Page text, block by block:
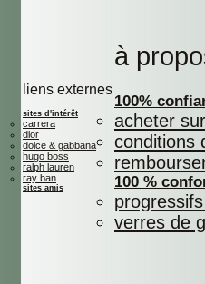
liens externes
sites d'intérêt
carrera
dior
dolce & gabbana
hugo boss
ralph lauren
ray ban
sites amis
à
100%
acheter
conditions
100 %
verres de